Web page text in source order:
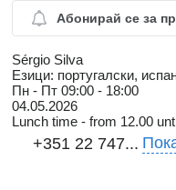
Абонирай се за
Sérgio Silva
Езици: португалски,
Пн - Пт 09:00 - 18:00
04.05.2026
Lunch time - from 12.00
+351 22 747...